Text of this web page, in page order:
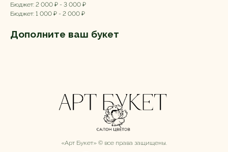
Бюджет: 2 000 ₽ - 3 000 ₽
Бюджет: 1 000 ₽ - 2 000 ₽
Дополните ваш букет
«Арт Букет» ©️ все права защищены.